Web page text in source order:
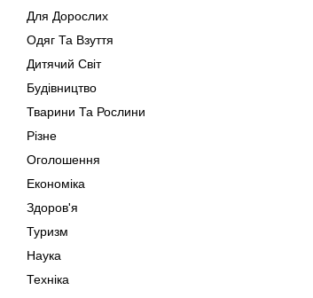
Для Дорослих
Одяг Та Взуття
Дитячий Світ
Будівництво
Тварини Та Рослини
Різне
Оголошення
Економіка
Здоров'я
Туризм
Наука
Техніка